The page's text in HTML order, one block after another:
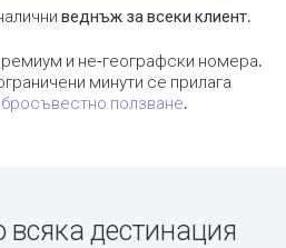
веднъж за всеки клиент.
и не-географски номера.
минути се прилага
ползване.
всяка дестинация